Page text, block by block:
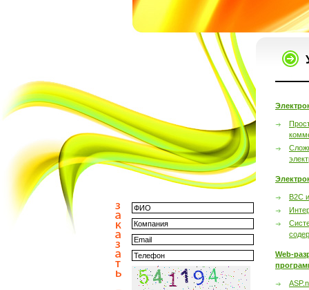
B2C
Web-